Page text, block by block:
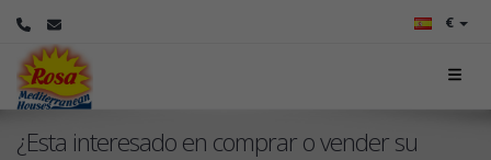
€
¿Esta interesado en comprar o vender su